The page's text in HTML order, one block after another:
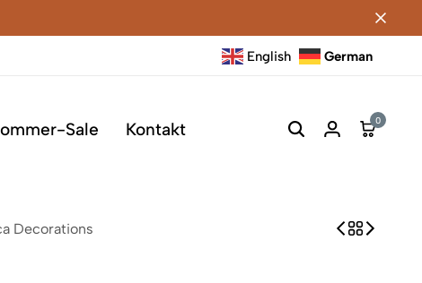
English German
Sale Kontakt 0
Decorations